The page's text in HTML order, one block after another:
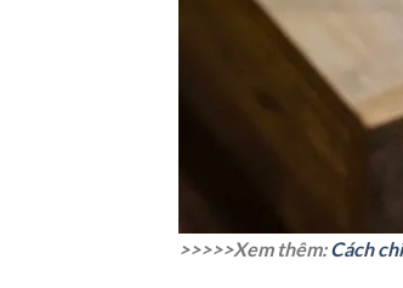
>>>>>Xem thêm:Cách